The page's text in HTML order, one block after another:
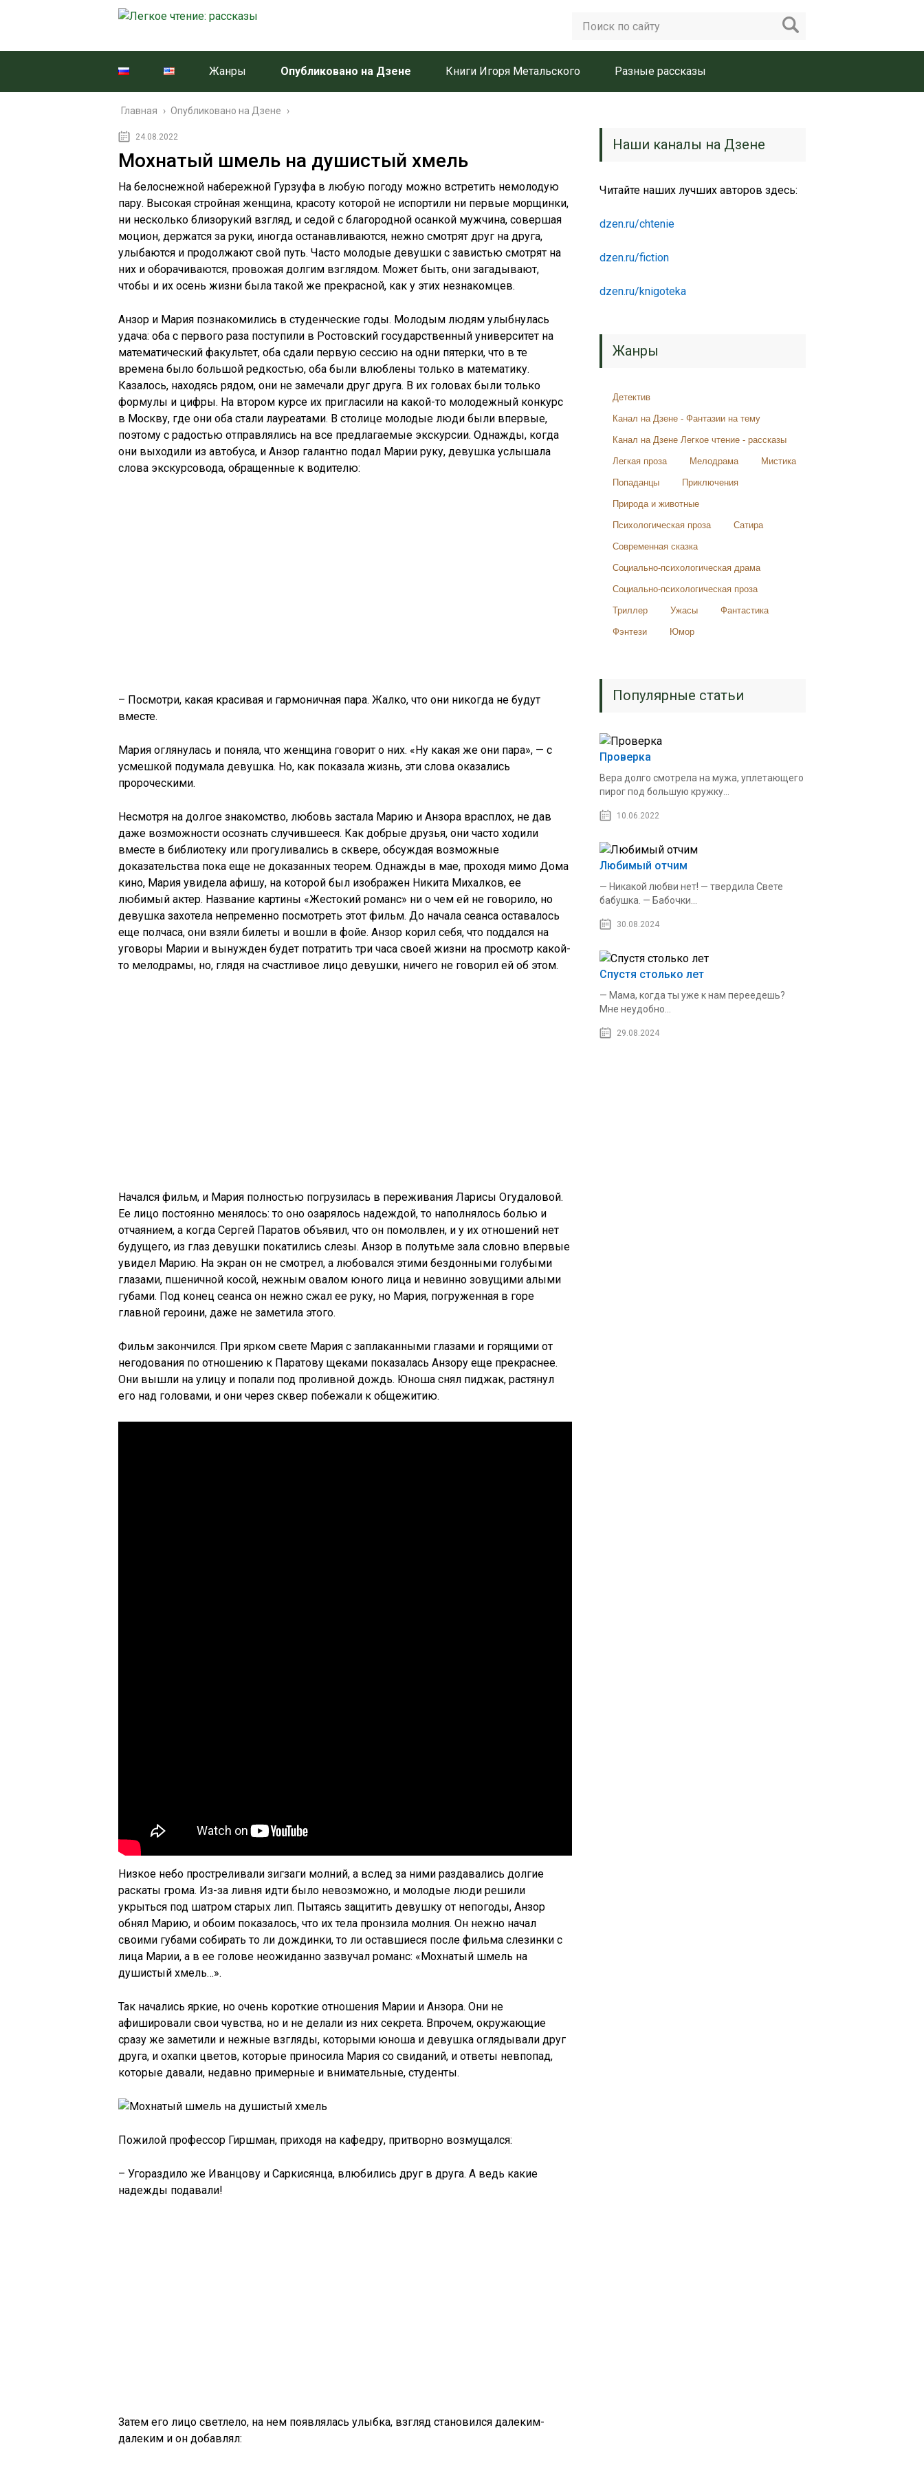
Жанры Опубликовано на Дзене Книги Игоря Метальского Разные рассказы
Главная › Опубликовано на Дзене ›
24.08.2022
Мохнатый шмель на душистый хмель
На белоснежной набережной Гурзуфа в любую погоду можно встретить немолодую
пару. Высокая стройная женщина, красоту которой не испортили ни первые морщинки,
ни несколько близорукий взгляд, и седой с благородной осанкой мужчина, совершая
моцион, держатся за руки, иногда останавливаются, нежно смотрят друг на друга,
улыбаются и продолжают свой путь. Часто молодые девушки с завистью смотрят на
них и оборачиваются, провожая долгим взглядом. Может быть, они загадывают,
чтобы и их осень жизни была такой же прекрасной, как у этих незнакомцев.
Анзор и Мария познакомились в студенческие годы. Молодым людям улыбнулась
удача: оба с первого раза поступили в Ростовский государственный университет на
математический факультет, оба сдали первую сессию на одни пятерки, что в те
времена было большой редкостью, оба были влюблены только в математику.
Казалось, находясь рядом, они не замечали друг друга. В их головах были только
формулы и цифры. На втором курсе их пригласили на какой-то молодежный конкурс
в Москву, где они оба стали лауреатами. В столице молодые люди были впервые,
поэтому с радостью отправлялись на все предлагаемые экскурсии. Однажды, когда
они выходили из автобуса, и Анзор галантно подал Марии руку, девушка услышала
слова экскурсовода, обращенные к водителю:
– Посмотри, какая красивая и гармоничная пара. Жалко, что они никогда не будут
вместе.
Мария оглянулась и поняла, что женщина говорит о них. «Ну какая же они пара», — с
усмешкой подумала девушка. Но, как показала жизнь, эти слова оказались
пророческими.
Несмотря на долгое знакомство, любовь застала Марию и Анзора врасплох, не дав
даже возможности осознать случившееся. Как добрые друзья, они часто ходили
вместе в библиотеку или прогуливались в сквере, обсуждая возможные
доказательства пока еще не доказанных теорем. Однажды в мае, проходя мимо Дома
кино, Мария увидела афишу, на которой был изображен Никита Михалков, ее
любимый актер. Название картины «Жестокий романс» ни о чем ей не говорило, но
девушка захотела непременно посмотреть этот фильм. До начала сеанса оставалось
еще полчаса, они взяли билеты и вошли в фойе. Анзор корил себя, что поддался на
уговоры Марии и вынужден будет потратить три часа своей жизни на просмотр какой-
то мелодрамы, но, глядя на счастливое лицо девушки, ничего не говорил ей об этом.
Начался фильм, и Мария полностью погрузилась в переживания Ларисы Огудаловой.
Ее лицо постоянно менялось: то оно озарялось надеждой, то наполнялось болью и
отчаянием, а когда Сергей Паратов объявил, что он помолвлен, и у их отношений нет
будущего, из глаз девушки покатились слезы. Анзор в полутьме зала словно впервые
увидел Марию. На экран он не смотрел, а любовался этими бездонными голубыми
глазами, пшеничной косой, нежным овалом юного лица и невинно зовущими алыми
губами. Под конец сеанса он нежно сжал ее руку, но Мария, погруженная в горе
главной героини, даже не заметила этого.
Фильм закончился. При ярком свете Мария с заплаканными глазами и горящими от
негодования по отношению к Паратову щеками показалась Анзору еще прекраснее.
Они вышли на улицу и попали под проливной дождь. Юноша снял пиджак, растянул
его над головами, и они через сквер побежали к общежитию.
Низкое небо простреливали зигзаги молний, а вслед за ними раздавались долгие
раскаты грома. Из-за ливня идти было невозможно, и молодые люди решили
укрыться под шатром старых лип. Пытаясь защитить девушку от непогоды, Анзор
обнял Марию, и обоим показалось, что их тела пронзила молния. Он нежно начал
своими губами собирать то ли дождинки, то ли оставшиеся после фильма слезинки с
лица Марии, а в ее голове неожиданно зазвучал романс: «Мохнатый шмель на
душистый хмель…».
Так начались яркие, но очень короткие отношения Марии и Анзора. Они не
афишировали свои чувства, но и не делали из них секрета. Впрочем, окружающие
сразу же заметили и нежные взгляды, которыми юноша и девушка оглядывали друг
друга, и охапки цветов, которые приносила Мария со свиданий, и ответы невпопад,
которые давали, недавно примерные и внимательные, студенты.
Пожилой профессор Гиршман, приходя на кафедру, притворно возмущался:
– Угораздило же Иванцову и Саркисянца, влюбились друг в друга. А ведь какие
надежды подавали!
Затем его лицо светлело, на нем появлялась улыбка, взгляд становился далеким-
далеким и он добавлял:
Наши каналы на Дзене
Читайте наших лучших авторов здесь:
dzen.ru/chtenie
dzen.ru/fiction
dzen.ru/knigoteka
Жанры
Детектив
Канал на Дзене - Фантазии на тему
Канал на Дзене Легкое чтение - рассказы
Легкая проза Мелодрама Мистика
Попаданцы Приключения
Природа и животные
Психологическая проза Сатира
Современная сказка
Социально-психологическая драма
Социально-психологическая проза
Триллер Ужасы Фантастика
Фэнтези Юмор
Популярные статьи
Проверка
Вера долго смотрела на мужа, уплетающего
пирог под большую кружку...
10.06.2022
Любимый отчим
— Никакой любви нет! — твердила Свете
бабушка. — Бабочки...
30.08.2024
Спустя столько лет
— Мама, когда ты уже к нам переедешь?
Мне неудобно...
29.08.2024